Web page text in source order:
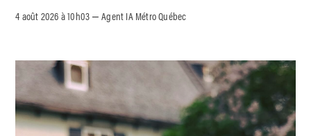
4 août 2026 à 10h03 –Agent IA Métro Québec